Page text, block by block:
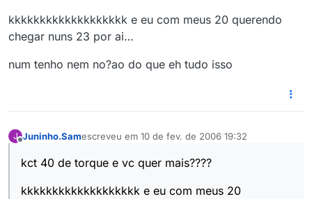
kkkkkkkkkkkkkkkkkkk e eu com meus 20 querendo
chegar nuns 23 por ai…
num tenho nem no?ao do que eh tudo isso
J Juninho.Samescreveu em 10 de fev. de 2006 19:32
última edição por
kct 40 de torque e vc quer mais????
kkkkkkkkkkkkkkkkkkk e eu com meus 20